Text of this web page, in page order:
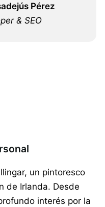
Pérez
& SEO
un pintoresco
de Irlanda. Desde
interés por la